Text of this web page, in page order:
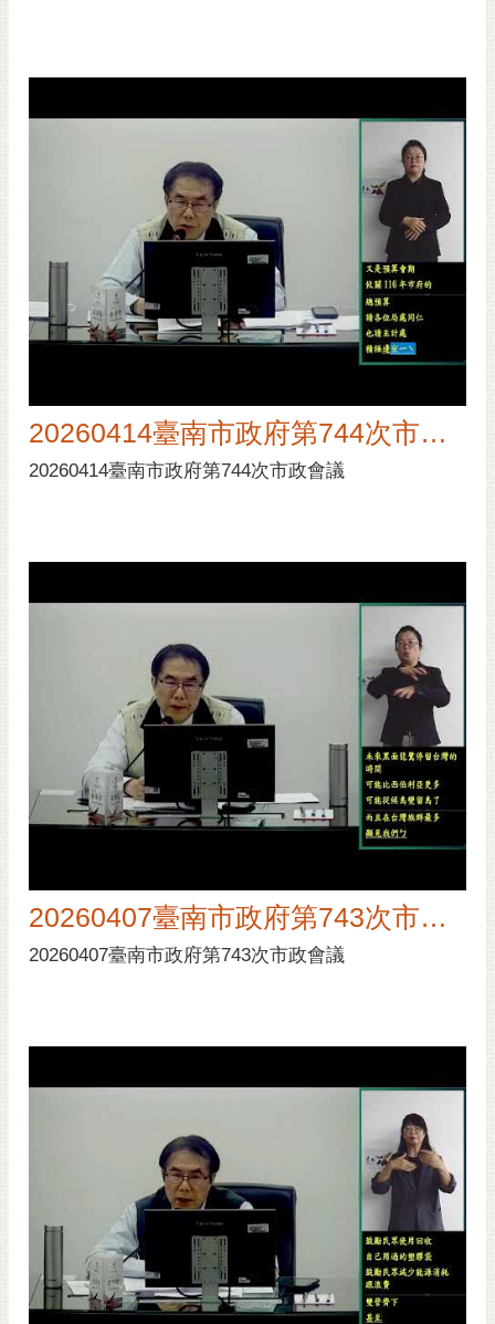
20260414臺南市政府第744次市政會議
20260414臺南市政府第744次市政會議
20260407臺南市政府第743次市政會議
20260407臺南市政府第743次市政會議